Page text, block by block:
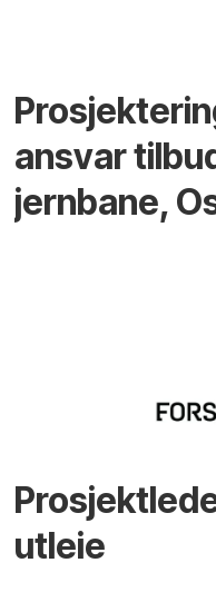
ansvar
jernbane,
utleie